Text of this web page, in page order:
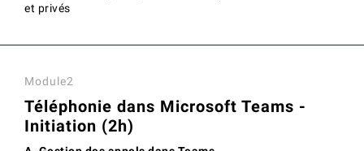
et privés
Module2
Téléphonie dans Microsoft Teams -
Initiation (2h)